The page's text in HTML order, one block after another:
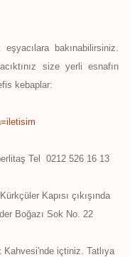
bakınabilirsiniz.
size yerli esnafın
kebaplar:
Tel 0212 526 16 13
Kapısı çıkışında
Boğazı Sok No. 22
içtiniz. Tatlıya